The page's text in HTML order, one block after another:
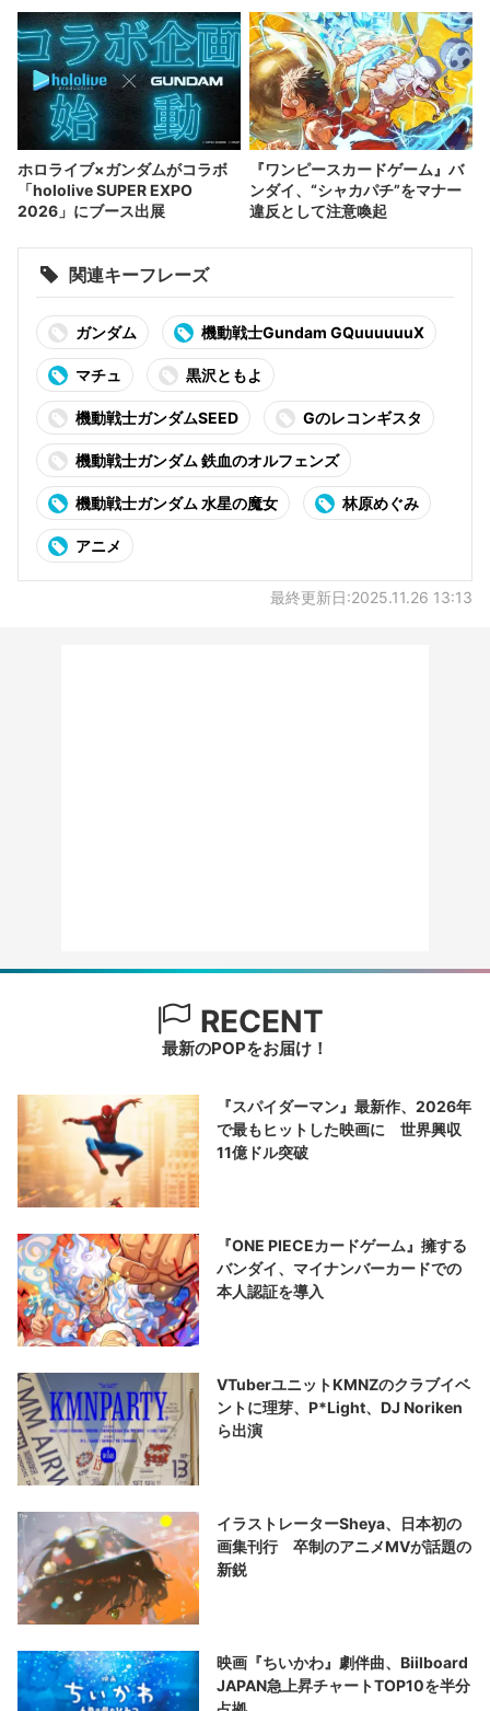
ホロライブ×ガンダムがコラボ
「hololive SUPER EXPO
2026」にブース出展
『ワンピースカードゲーム』バ
ンダイ、“シャカパチ”をマナー
違反として注意喚起
関連キーフレーズ
ガンダム 機動戦士Gundam GQuuuuuuX
マチュ 黒沢ともよ
機動戦士ガンダムSEED Gのレコンギスタ
機動戦士ガンダム 鉄血のオルフェンズ
機動戦士ガンダム 水星の魔女 林原めぐみ
アニメ
最終更新日:2025.11.26 13:13
RECENT
最新のPOPをお届け！
『スパイダーマン』最新作、2026年
で最もヒットした映画に 世界興収
11億ドル突破
『ONE PIECEカードゲーム』擁する
バンダイ、マイナンバーカードでの
本人認証を導入
VTuberユニットKMNZのクラブイベ
ントに理芽、P*Light、DJ Noriken
ら出演
イラストレーターSheya、日本初の
画集刊行 卒制のアニメMVが話題の
新鋭
映画『ちいかわ』劇伴曲、Biilboard
JAPAN急上昇チャートTOP10を半分